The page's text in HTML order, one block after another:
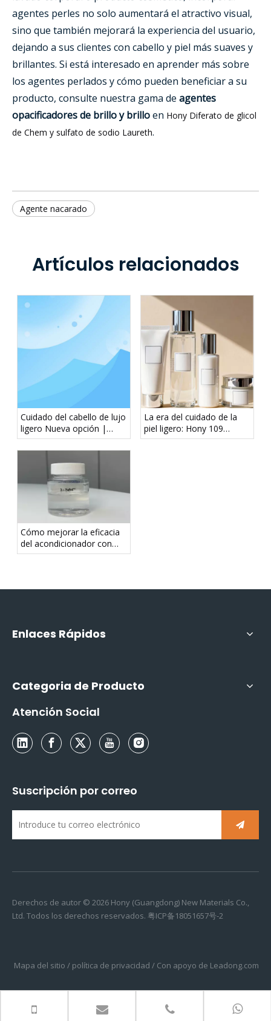
agentes perles no solo aumentará el atractivo visual,
sino que también mejorará la experiencia del usuario,
dejando a sus clientes con cabello y piel más suaves y
brillantes. Si está interesado en aprender más sobre
los agentes perlados y cómo pueden beneficiar a su
producto, consulte nuestra gama de agentes
opacificadores de brillo y brilloen Hony Diferato de glicol
de Chem y sulfato de sodio Laureth.
Agente nacarado
Artículos relacionados
Cuidado del cabello de lujo
ligero Nueva opción |
Hony 101A – Solución del
problema de la
acumulación de silicona
La era del cuidado de la
piel ligero: Hony 109
ofrece una nueva
Cómo mejorar la eficacia
del acondicionador con
amodimeticona
Enlaces Rápidos
Categoria de Producto
Atención Social
Suscripción por correo
Derechos de autor © 2026 Hony (Guangdong) New Materials Co.,
Ltd. Todos los derechos reservados. 粤ICP备18051657号-2
Mapa del sitio / política de privacidad / Con apoyo de Leadong.com